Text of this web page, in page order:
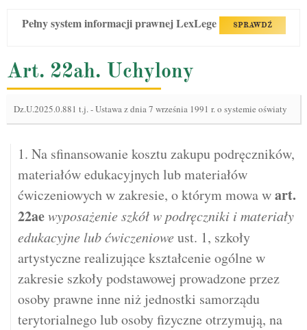
Pełny system informacji prawnej LexLege SPRAWDŹ
Art. 22ah. Uchylony
Dz.U.2025.0.881 t.j.-Ustawa z dnia 7 września 1991 r. o systemie oświaty
1. Na sfinansowanie kosztu zakupu podręczników,
materiałów edukacyjnych lub materiałów
ćwiczeniowych w zakresie, o którym mowa wart.
22aewyposażenie szkół w podręczniki i materiały
edukacyjne lub ćwiczeniowe ust. 1, szkoły
artystyczne realizujące kształcenie ogólne w
zakresie szkoły podstawowej prowadzone przez
osoby prawne inne niż jednostki samorządu
terytorialnego lub osoby fizyczne otrzymują, na